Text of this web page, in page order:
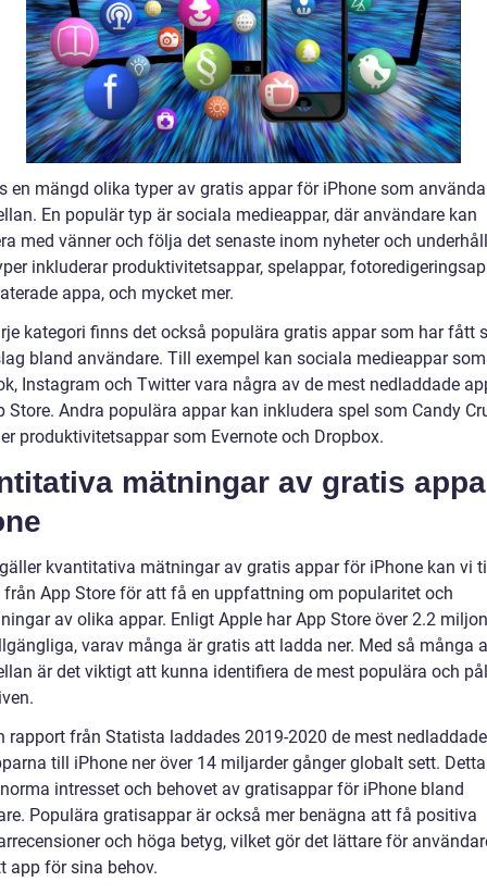
en mängd olika typer av gratis appar för iPhone som
En populär typ är sociala medieappar, där användare kan
med vänner och följa det senaste inom nyheter och
inkluderar produktivitetsappar, spelappar,
appa, och mycket mer.
kategori finns det också populära gratis appar som har fått
bland användare. Till exempel kan sociala medieappar som
Instagram och Twitter vara några av de mest nedladdade
Store. Andra populära appar kan inkludera spel som Candy
produktivitetsappar som Evernote och Dropbox.
mätningar av gratis
kvantitativa mätningar av gratis appar för iPhone kan vi
App Store för att få en uppfattning om popularitet och
av olika appar. Enligt Apple har App Store över 2.2
varav många är gratis att ladda ner. Med så många
är det viktigt att kunna identifiera de mest populära och
rapport från Statista laddades 2019-2020 de mest nedladdade
till iPhone ner över 14 miljarder gånger globalt sett.
intresset och behovet av gratisappar för iPhone bland
Populära gratisappar är också mer benägna att få positiva
och höga betyg, vilket gör det lättare för
app för sina behov.